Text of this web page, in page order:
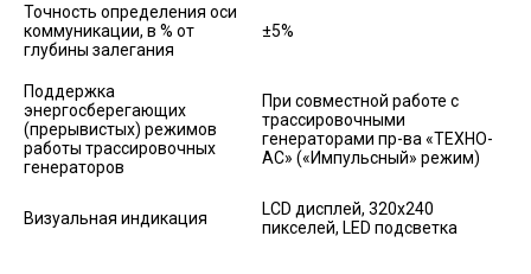
Точность определения оси
коммуникации, в % от
глубины залегания
±5%
Поддержка
энергосберегающих
(прерывистых) режимов
работы трассировочных
генераторов
При совместной работе с
трассировочными
генераторами пр-ва «ТЕХНО-
АС» («Импульсный» режим)
Визуальная индикация
LCD дисплей, 320х240
пикселей, LED подсветка